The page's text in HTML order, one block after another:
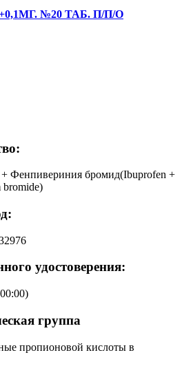
№20 ТАБ. П/П/О
Фенпивериния бромид(Ibuprofen +
bromide)
удостоверения:
группа
пропионовой кислоты в